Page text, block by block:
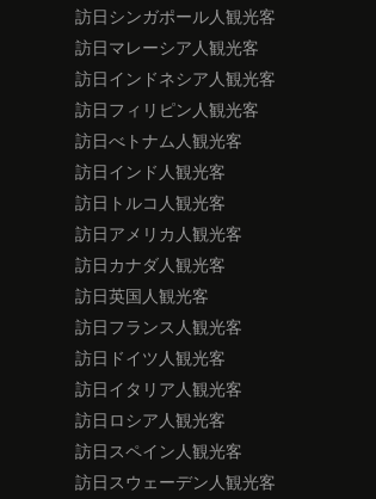
訪日シンガポール人観光客
訪日マレーシア人観光客
訪日インドネシア人観光客
訪日フィリピン人観光客
訪日べトナム人観光客
訪日インド人観光客
訪日トルコ人観光客
訪日アメリカ人観光客
訪日カナダ人観光客
訪日英国人観光客
訪日フランス人観光客
訪日ドイツ人観光客
訪日イタリア人観光客
訪日ロシア人観光客
訪日スペイン人観光客
訪日スウェーデン人観光客